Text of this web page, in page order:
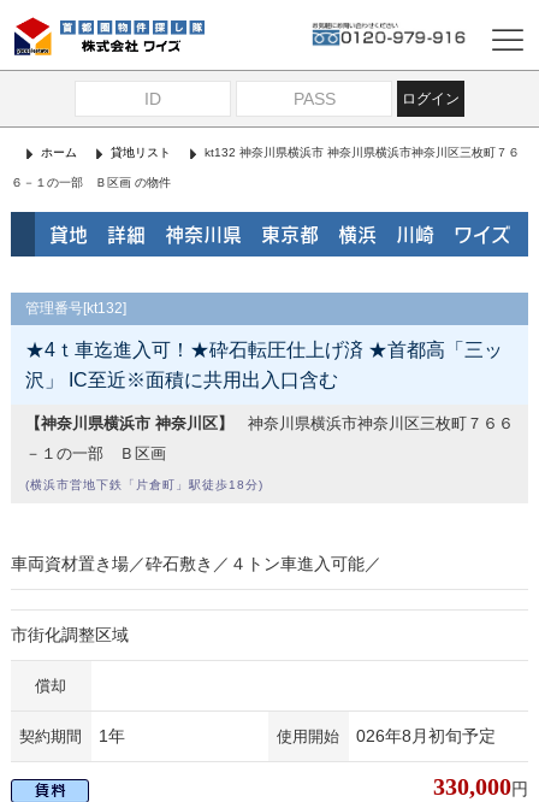
ログイン
ホーム 貸地リスト kt132 神奈川県横浜市 神奈川県横浜市神奈川区三枚町７６
６－１の一部 Ｂ区画 の物件
貸地 詳細 神奈川県 東京都 横浜 川崎 ワイズ
管理番号[kt132]
★4ｔ車迄進入可！★砕石転圧仕上げ済 ★首都高「三ッ
沢」 IC至近※面積に共用出入口含む
【神奈川県横浜市 神奈川区】
神奈川県横浜市神奈川区三枚町７６６
－１の一部 Ｂ区画
(横浜市営地下鉄「片倉町」駅徒歩18分)
車両資材置き場／砕石敷き／４トン車進入可能／
市街化調整区域
償却
契約期間 1年 使用開始 026年8月初旬予定
330,000円